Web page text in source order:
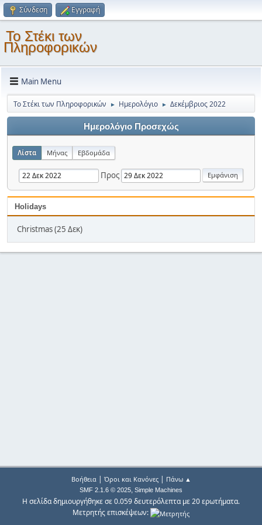
Σύνδεση Εγγραφή
Το Στέκι των
Πληροφορικών
Main Menu
Το Στέκι των Πληροφορικών ► Ημερολόγιο ► Δεκέμβριος 2022
Ημερολόγιο Προσεχώς
Λίστα Μήνας Εβδομάδα
Προς
Holidays
Christmas (25 Δεκ)
Βοήθεια| Όροι και Κανόνες| Πάνω ▲
SMF 2.1.6 © 2025, Simple Machines
Η σελίδα δημιουργήθηκε σε 0.059 δευτερόλεπτα με 20 ερωτήματα.
Μετρητής επισκέψεων: